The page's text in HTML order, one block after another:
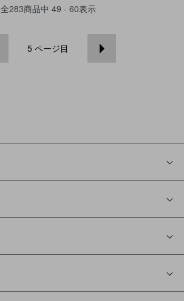
全283商品中 49 - 60表示
5 ページ目